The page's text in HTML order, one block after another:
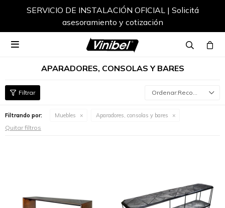
SERVICIO DE INSTALACIÓN OFICIAL | Solicitá
asesoramiento y cotización

APARADORES, CONSOLAS Y BARES
Recomendados
Filtrando por: Muebles Aparadores, consolas y bares
Quitar filtros